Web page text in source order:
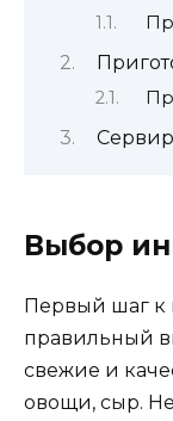
Выбор
Первый шаг к
правильный
свежие и
овощи, сыр.